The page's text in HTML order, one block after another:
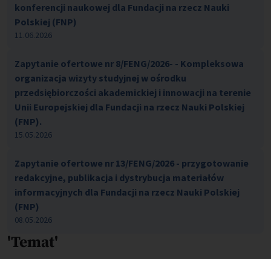
konferencji naukowej dla Fundacji na rzecz Nauki
Polskiej (FNP)
11.06.2026
Zapytanie ofertowe nr 8/FENG/2026- - Kompleksowa
organizacja wizyty studyjnej w ośrodku
przedsiębiorczości akademickiej i innowacji na terenie
Unii Europejskiej dla Fundacji na rzecz Nauki Polskiej
(FNP).
15.05.2026
Zapytanie ofertowe nr 13/FENG/2026 - przygotowanie
redakcyjne, publikacja i dystrybucja materiałów
informacyjnych dla Fundacji na rzecz Nauki Polskiej
(FNP)
08.05.2026
'Temat'